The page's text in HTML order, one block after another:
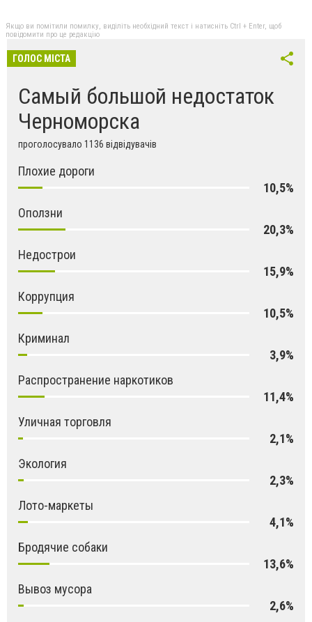
Якщо ви помітили помилку, виділіть необхідний текст і натисніть Ctrl + Enter, щоб
повідомити про це редакцію
ГОЛОС МІСТА
Самый большой недостаток
Черноморска
проголосувало 1136 відвідувачів
Плохие дороги
10,5%
Оползни
20,3%
Недострои
15,9%
Коррупция
10,5%
Криминал
3,9%
Распространение наркотиков
11,4%
Уличная торговля
2,1%
Экология
2,3%
Лото-маркеты
4,1%
Бродячие собаки
13,6%
Вывоз мусора
2,6%